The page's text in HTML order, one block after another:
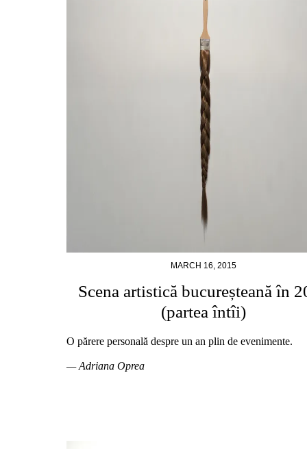
MARCH 16, 2015
Scena artistică bucureșteană în
(partea întîi)
O părere personală despre un an plin de evenimente.
— Adriana Oprea